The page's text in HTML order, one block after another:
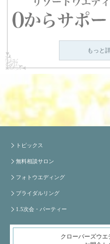
もっと
トピックス
無料相談サロン
フォトウエディング
ブライダルリング
1.5次会・パーティー
クローバーズウ